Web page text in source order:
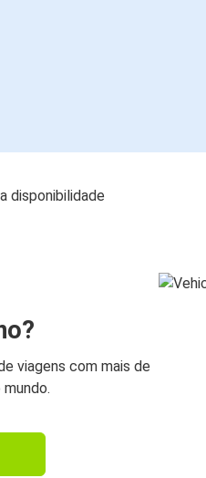
disponibilidade
viagens com mais de